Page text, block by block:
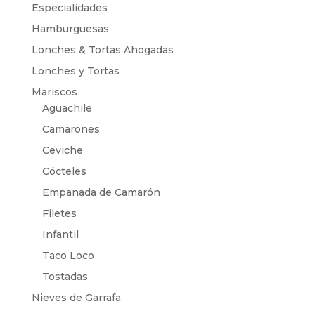
Especialidades
Hamburguesas
Lonches & Tortas Ahogadas
Lonches y Tortas
Mariscos
Aguachile
Camarones
Ceviche
Cócteles
Empanada de Camarón
Filetes
Infantil
Taco Loco
Tostadas
Nieves de Garrafa